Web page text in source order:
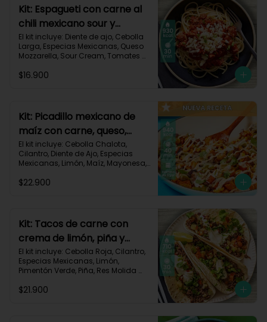
Carbohidratos 90g | Grasas 49g |
Proteínas 45g
Kit: Espagueti con carne al
chili mexicano sour y
queso-35
El kit incluye: Diente de ajo, Cebolla
Larga, Especias Mexicanas, Queso
Mozzarella, Sour Cream, Tomates
Molida (150g/p), Receta Impresa.
$16.900
Kit: Picadillo mexicano de
maíz con carne, queso,
criollas y crema de limón-
139
El kit incluye: Cebolla Chalota,
Cilantro, Diente de Ajo, Especias
Mexicanas, Limón, Maíz, Mayonesa,
Mozzarella Rallado, Carne de Res
Grasas 30g | Proteínas 40g
$22.900
Kit: Tacos de carne con
crema de limón, piña y
especias-17
El kit incluye: Cebolla Roja, Cilantro,
Especias Mexicanas, Limón,
Pimentón Verde, Piña, Res Molida
Tortillas de Harina (3/p) y Receta
$21.900